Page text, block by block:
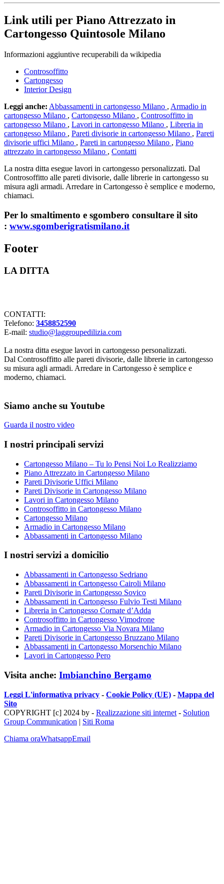
Link utili per Piano Attrezzato in
Cartongesso Quintosole Milano
Informazioni aggiuntive recuperabili da wikipedia
Controsoffitto
Cartongesso
Interior Design
Leggi anche: Abbassamenti in cartongesso Milano , Armadio in
cartongesso Milano , Cartongesso Milano , Controsoffitto in
cartongesso Milano , Lavori in cartongesso Milano , Libreria in
cartongesso Milano , Pareti divisorie in cartongesso Milano , Pareti
divisorie uffici Milano , Pareti in cartongesso Milano , Piano
attrezzato in cartongesso Milano , Contatti
La nostra ditta esegue lavori in cartongesso personalizzati. Dal
Controsoffitto alle pareti divisorie, dalle librerie in cartongesso su
misura agli armadi. Arredare in Cartongesso è semplice e moderno,
chiamaci.
Per lo smaltimento e sgombero consultare il sito
: www.sgomberigratismilano.it
Footer
LA DITTA
CONTATTI:
Telefono: 3458852590
E-mail: studio@laggroupedilizia.com
La nostra ditta esegue lavori in cartongesso personalizzati.
Dal Controsoffitto alle pareti divisorie, dalle librerie in cartongesso
su misura agli armadi. Arredare in Cartongesso è semplice e
moderno, chiamaci.
Siamo anche su Youtube
Guarda il nostro video
I nostri principali servizi
Cartongesso Milano – Tu lo Pensi Noi Lo Realizziamo
Piano Attrezzato in Cartongesso Milano
Pareti Divisorie Uffici Milano
Pareti Divisorie in Cartongesso Milano
Lavori in Cartongesso Milano
Controsoffitto in Cartongesso Milano
Cartongesso Milano
Armadio in Cartongesso Milano
Abbassamenti in Cartongesso Milano
I nostri servizi a domicilio
Abbassamenti in Cartongesso Sedriano
Abbassamenti in Cartongesso Cairoli Milano
Pareti Divisorie in Cartongesso Sovico
Abbassamenti in Cartongesso Fulvio Testi Milano
Libreria in Cartongesso Cornate d’Adda
Controsoffitto in Cartongesso Vimodrone
Armadio in Cartongesso Via Novara Milano
Pareti Divisorie in Cartongesso Bruzzano Milano
Abbassamenti in Cartongesso Morsenchio Milano
Lavori in Cartongesso Pero
Visita anche: Imbianchino Bergamo
Leggi L'informativa privacy - Cookie Policy (UE) - Mappa del
Sito
COPYRIGHT [c] 2024 by - Realizzazione siti internet - Solution
Group Communication | Siti Roma
Chiama oraWhatsappEmail